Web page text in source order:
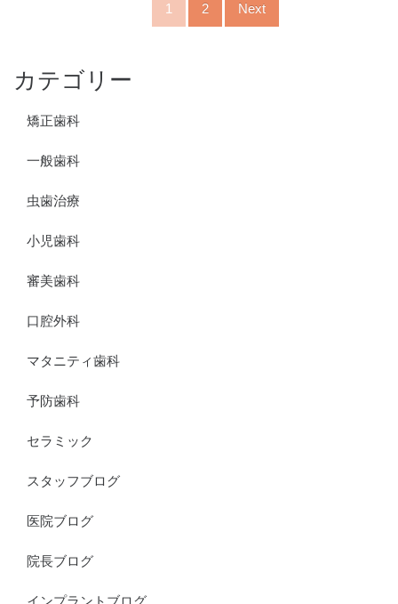
1 2 Next
カテゴリー
矯正歯科
一般歯科
虫歯治療
小児歯科
審美歯科
口腔外科
マタニティ歯科
予防歯科
セラミック
スタッフブログ
医院ブログ
院長ブログ
インプラントブログ